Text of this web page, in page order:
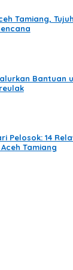
Tamiang,
Bantuan
Pelosok: 14
Tamiang